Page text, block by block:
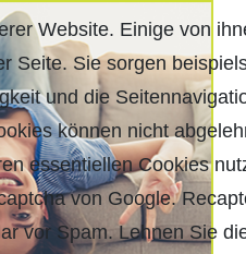
Website. Einige von
Seite. Sie sorgen
und die
können nicht
essentiellen Cookies
von Google.
vor Spam. Lehnen Sie